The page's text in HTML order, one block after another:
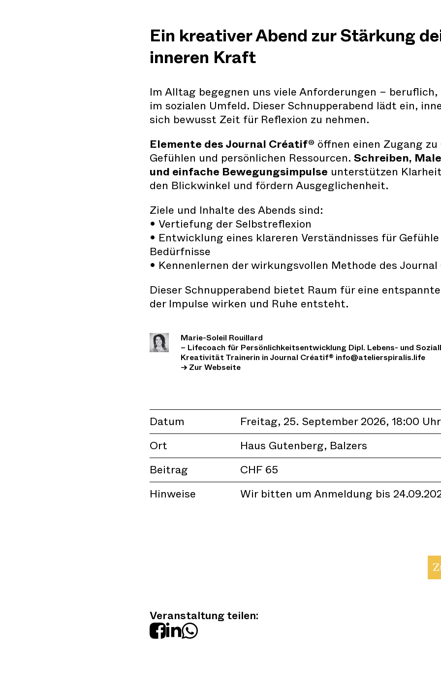
Ein kreativer Abend zur Stärkung
inneren Kraft
Im Alltag begegnen uns viele Anforderungen –
im sozialen Umfeld. Dieser Schnupperabend lädt ein,
sich bewusst Zeit für Reflexion zu nehmen.
Elemente des Journal Créatif® öffnen einen Zugang zu
Gefühlen und persönlichen Ressourcen. Schreiben,
und einfache Bewegungsimpulse unterstützen
den Blickwinkel und fördern Ausgeglichenheit.
Ziele und Inhalte des Abends sind:
• Vertiefung der Selbstreflexion
• Entwicklung eines klareren Verständnisses für
Bedürfnisse
• Kennenlernen der wirkungsvollen Methode des
Dieser Schnupperabend bietet Raum für eine
der Impulse wirken und Ruhe entsteht.
Marie-Soleil Rouillard
– Lifecoach für Persönlichkeitsentwicklung Dipl. Lebens- und
Kreativität Trainerin in Journal Créatif® info@atelierspiralis.life
→ Zur Webseite
Datum
Freitag, 25. September 2026, 18:00
Ort
Haus Gutenberg, Balzers
Beitrag
CHF 65
Hinweise
Wir bitten um Anmeldung bis
Veranstaltung teilen: